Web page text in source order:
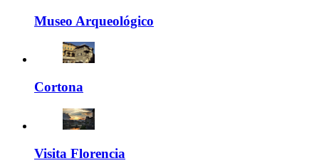
Museo Arqueológico
Cortona
Visita Florencia